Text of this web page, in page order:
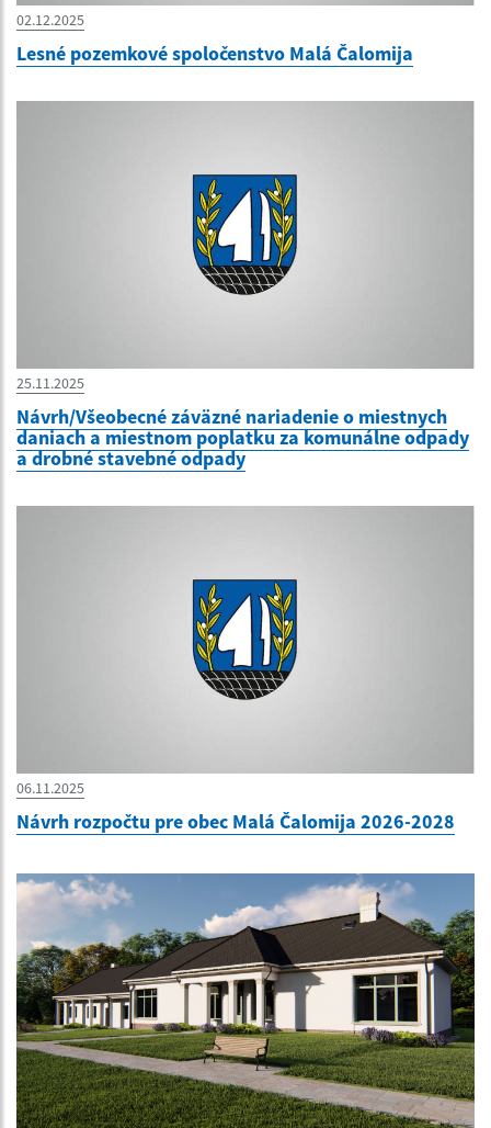
02.12.2025
Lesné pozemkové spoločenstvo Malá Čalomija
25.11.2025
Návrh/Všeobecné záväzné nariadenie o miestnych
daniach a miestnom poplatku za komunálne odpady
a drobné stavebné odpady
06.11.2025
Návrh rozpočtu pre obec Malá Čalomija 2026-2028